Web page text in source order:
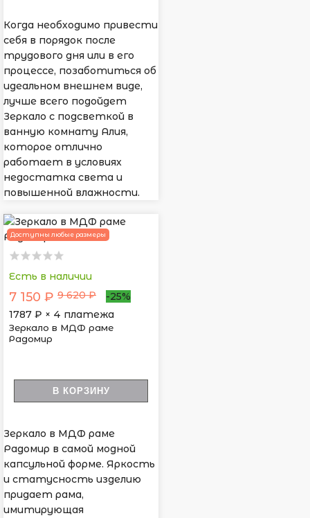
Когда необходимо привести
себя в порядок после
трудового дня или в его
процессе, позаботиться об
идеальном внешнем виде,
лучше всего подойдет
Зеркало с подсветкой в
ванную комнату Алия,
которое отлично
работает в условиях
недостатка света и
повышенной влажности.
Доступны любые размеры
Есть в наличии
7 150 ₽ 9 620 ₽
-25%
1787 ₽ × 4 платежа
Зеркало в МДФ раме
Радомир
В КОРЗИНУ
Зеркало в МДФ раме
Радомир в самой модной
капсульной форме. Яркость
и статусность изделию
придает рама,
имитирующая